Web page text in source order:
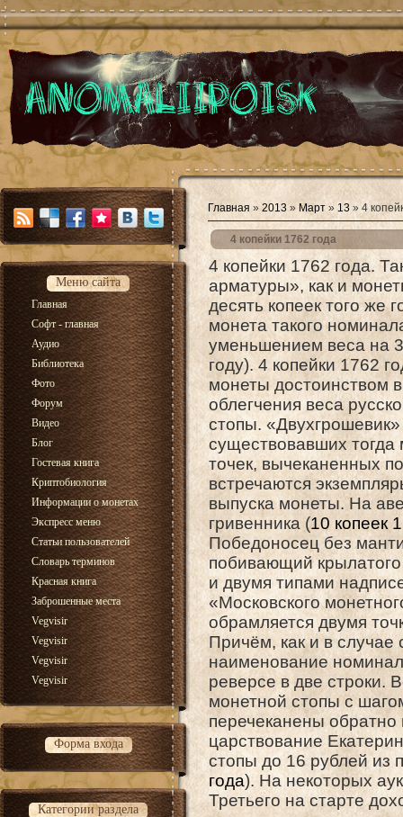
Меню сайта
Главная
Софт - главная
Аудио
Библиотека
Фото
Форум
Видео
Блог
Гостевая книга
Криптобиология
Информации о монетах
Экспресс меню
Статьи пользователей
Словарь терминов
Красная книга
Заброшенные места
Vegvisir
Vegvisir
Vegvisir
Vegvisir
Форма входа
Категории раздела
Главная » 2013 » Март » 13 » 4
4 копейки 1762 года
4 копейки 1762 года.
арматуры», как и
десять копеек того
монета такого
уменьшением веса на
году). 4 копейки 1762
монеты достоинством
облегчения веса
стопы.
существовавших
точек, вычеканенных
встречаются
выпуска монеты. На
гривенника (10 копеек
Победоносец без
побивающий крылатого
и двумя типами
«Московского
обрамляется двумя
Причём, как и в случае
наименование
реверсе в две строки.
монетной стопы с
перечеканены обратно
царствование
стопы до 16 рублей из
года). На некоторых
Третьего на старте